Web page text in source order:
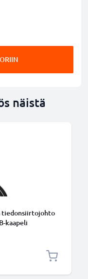
näistä
tiedonsiirtojohto
kaapeli